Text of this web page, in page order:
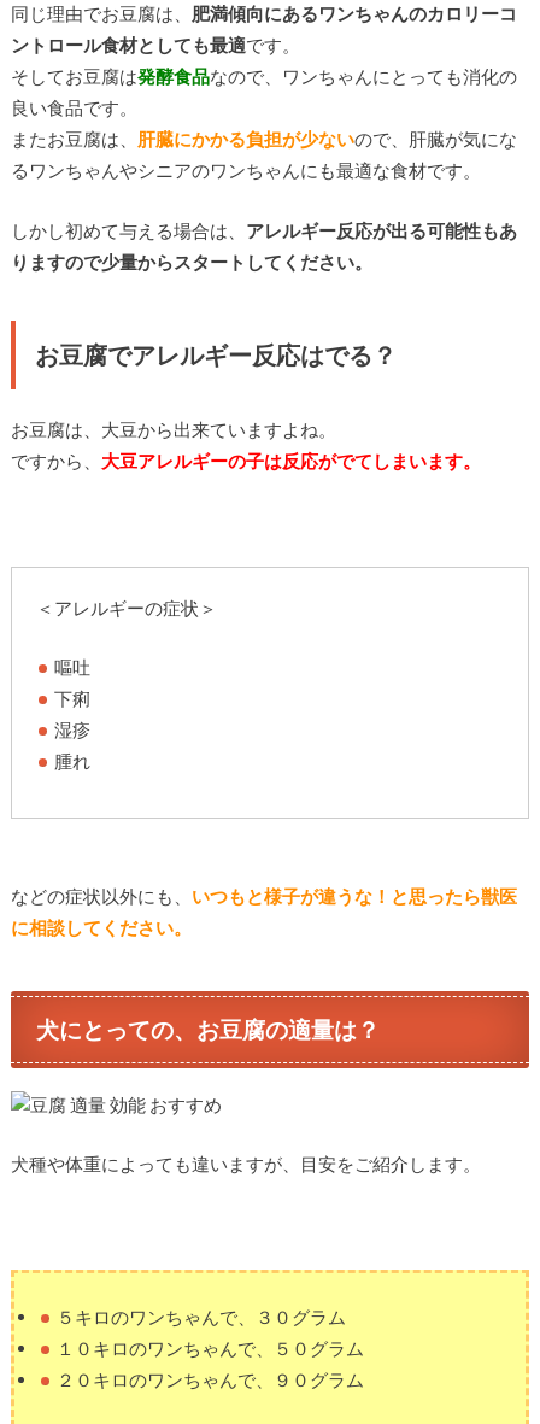
同じ理由でお豆腐は、 肥満傾向にあるワンちゃんのカロリーコ
ントロール食材としても最適です。
そしてお豆腐は発酵食品なので、ワンちゃんにとっても消化の
良い食品です。
またお豆腐は、
肝臓にかかる負担が少ないので、肝臓が気にな
るワンちゃんやシニアのワンちゃんにも最適な食材です。
しかし初めて与える場合は、 アレルギー反応が出る可能性もあ
りますので少量からスタートしてください。
お豆腐でアレルギー反応はでる？
お豆腐は、大豆から出来ていますよね。
ですから、 大豆アレルギーの子は反応がでてしまいます。
＜アレルギーの症状＞
嘔吐
下痢
湿疹
腫れ
などの症状以外にも、 いつもと様子が違うな！と思ったら獣医
に相談してください。
犬にとっての、お豆腐の適量は？
犬種や体重によっても違いますが、目安をご紹介します。
５キロのワンちゃんで、３０グラム
１０キロのワンちゃんで、５０グラム
２０キロのワンちゃんで、９０グラム